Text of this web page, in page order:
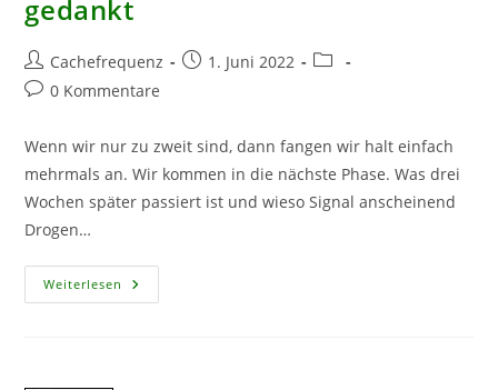
gedankt
Beitrags-
Autor:
Cachefrequenz
Beitrag1. Juni 2022
Beitrags-
Beitrags-
0 Kommentare
Wenn wir nur zu zweit sind, dann fangen wir halt einfach
mehrmals an. Wir kommen in die nächste Phase. Was drei
Wochen später passiert ist und wieso Signal anscheinend
Drogen…
Weiterlesen CF298
–